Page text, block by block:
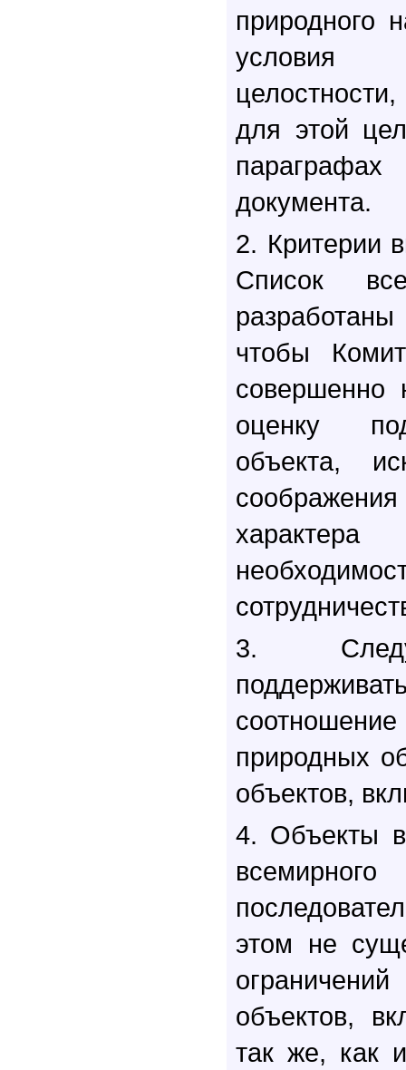
природного
условия
для этой
документа.
2. Критерии
Список
чтобы
совершенно
оценку
объекта,
3.
природных
объектов,
4. Объекты
этом не
объектов,
так же, как